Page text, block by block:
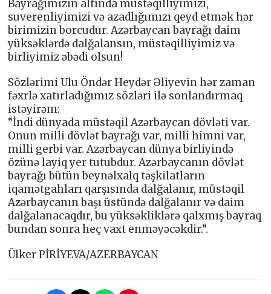
Bayrağımızın altında müstəqilliyimizi,
suverenliyimizi və azadlığımızı qeyd etmək hər
birimizin borcudur. Azərbaycan bayrağı daim
yüksəklərdə dalğalansın, müstəqilliyimiz və
birliyimiz əbədi olsun!
Sözlərimi Ulu Öndər Heydər Əliyevin hər zaman
fəxrlə xatırladığımız sözləri ilə sonlandırmaq
istəyirəm:
“İndi dünyada müstəqil Azərbaycan dövləti var.
Onun milli dövlət bayrağı var, milli himni var,
milli gerbi var. Azərbaycan dünya birliyində
özünə layiq yer tutubdur. Azərbaycanın dövlət
bayrağı bütün beynəlxalq təşkilatların
iqamətgahları qarşısında dalğalanır, müstəqil
Azərbaycanın başı üstündə dalğalanır və daim
dalğalanacaqdır, bu yüksəkliklərə qalxmış bayraq
bundan sonra heç vaxt enməyəcəkdir.”.
Ülker PİRİYEVA/AZERBAYCAN